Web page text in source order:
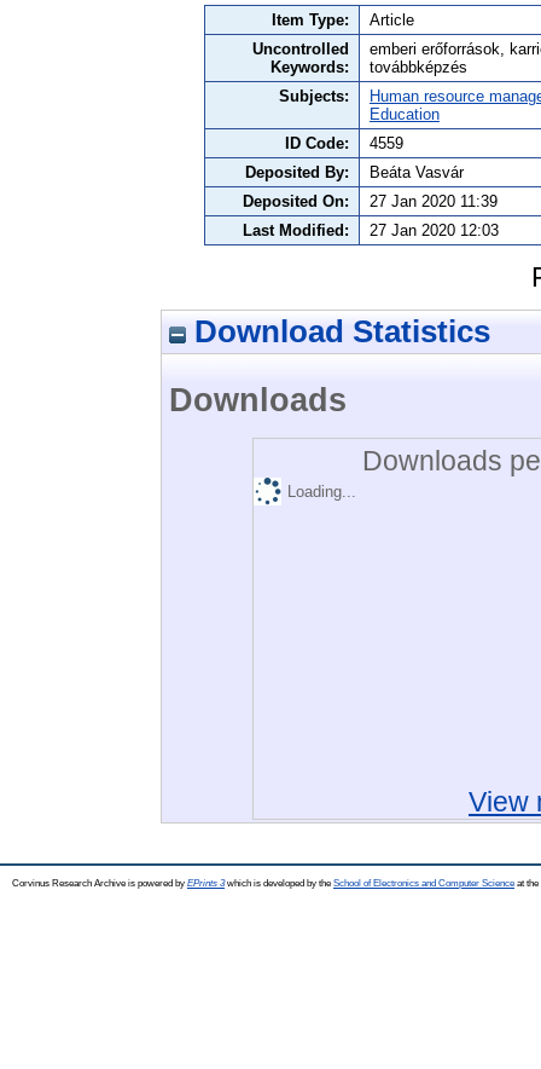
Item Type:
Article
Uncontrolled
Keywords:
emberi erőforrások,
továbbképzés
Subjects:
Human resource
Education
ID Code:
4559
Deposited By:
Beáta Vasvár
Deposited On:
27 Jan 2020 11:39
Last Modified:
27 Jan 2020 12:03
Download Statistics
Downloads
Downloads
Loading...
View
Corvinus Research Archive is powered by EPrints 3which is developed by the School of Electronics and Computer Science at